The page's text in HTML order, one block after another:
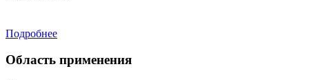
Подробнее
Область применения